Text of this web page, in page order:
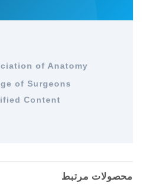
of Anatomy
of Surgeons
Content
محصولات مرتبط